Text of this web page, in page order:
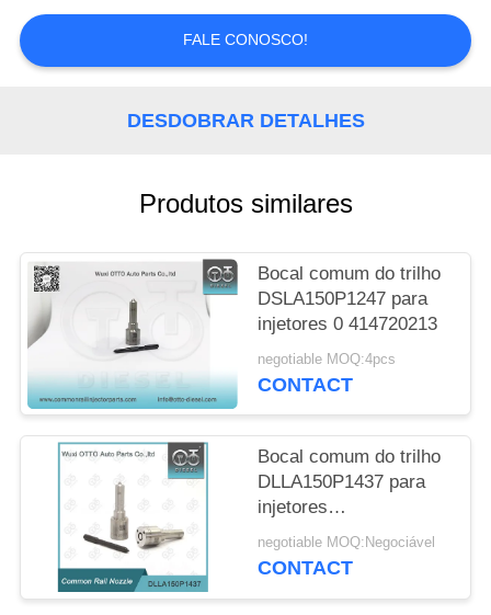
SOLICITE
UM
PRIVACY
POLICY
FALE CONOSCO!
DESDOBRAR DETALHES
Produtos similares
Bocal comum do trilho
DSLA150P1247 para
injetores 0 414720213
negotiable MOQ:4pcs
CONTACT
Bocal comum do trilho
DLLA150P1437 para
injetores
0445110183/316/331/578
de 0986435102
negotiable MOQ:Negociável
CONTACT